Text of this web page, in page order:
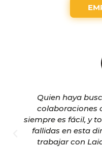
Quien haya
colaboraciones
siempre es fácil, y
fallidas en esta
trabajar con